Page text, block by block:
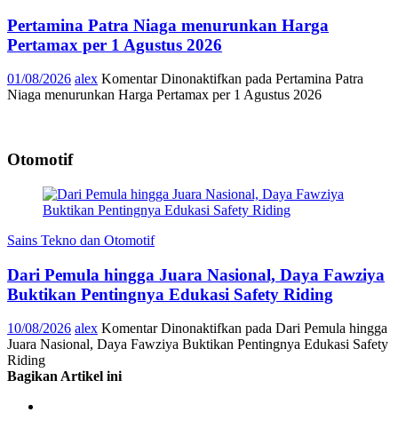
Pertamina Patra Niaga menurunkan Harga
Pertamax per 1 Agustus 2026
01/08/2026 alex Komentar Dinonaktifkan pada Pertamina Patra
Niaga menurunkan Harga Pertamax per 1 Agustus 2026
Otomotif
Sains Tekno dan Otomotif
Dari Pemula hingga Juara Nasional, Daya Fawziya
Buktikan Pentingnya Edukasi Safety Riding
10/08/2026 alex Komentar Dinonaktifkan pada Dari Pemula hingga
Juara Nasional, Daya Fawziya Buktikan Pentingnya Edukasi Safety
Riding
Bagikan Artikel ini